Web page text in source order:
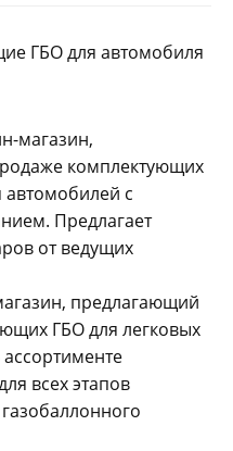
ГБО для автомобиля
магазин,
комплектующих
автомобилей с
Предлагает
от ведущих
предлагающий
ГБО для легковых
всех этапов